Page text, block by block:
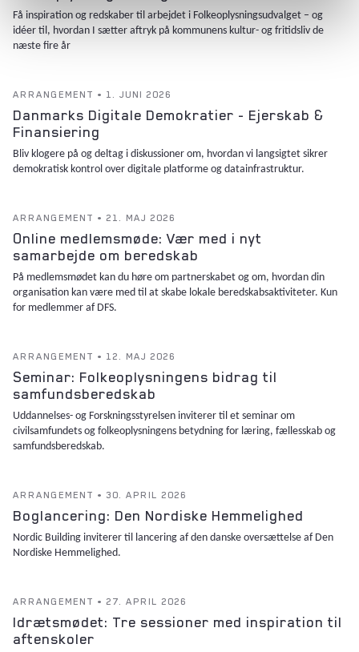
Få inspiration og redskaber til arbejdet i Folkeoplysningsudvalget – og
idéer til, hvordan I sætter aftryk på kommunens kultur- og fritidsliv de
næste fire år
ARRANGEMENT • 1. JUNI 2026
Danmarks Digitale Demokratier - Ejerskab &
Finansiering
Bliv klogere på og deltag i diskussioner om, hvordan vi langsigtet sikrer
demokratisk kontrol over digitale platforme og datainfrastruktur.
ARRANGEMENT • 21. MAJ 2026
Online medlemsmøde: Vær med i nyt
samarbejde om beredskab
På medlemsmødet kan du høre om partnerskabet og om, hvordan din
organisation kan være med til at skabe lokale beredskabsaktiviteter. Kun
for medlemmer af DFS.
ARRANGEMENT • 12. MAJ 2026
Seminar: Folkeoplysningens bidrag til
samfundsberedskab
Uddannelses- og Forskningsstyrelsen inviterer til et seminar om
civilsamfundets og folkeoplysningens betydning for læring, fællesskab og
samfundsberedskab.
ARRANGEMENT • 30. APRIL 2026
Boglancering: Den Nordiske Hemmelighed
Nordic Building inviterer til lancering af den danske oversættelse af Den
Nordiske Hemmelighed.
ARRANGEMENT • 27. APRIL 2026
Idrætsmødet: Tre sessioner med inspiration til
aftenskoler